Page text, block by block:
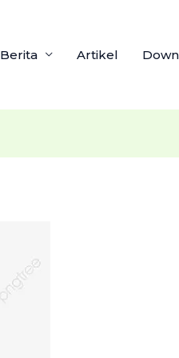
Berita Artikel